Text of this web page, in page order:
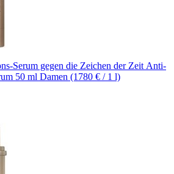
Serum gegen die Zeichen der Zeit Anti-
50 ml Damen (1780 € / 1 l)